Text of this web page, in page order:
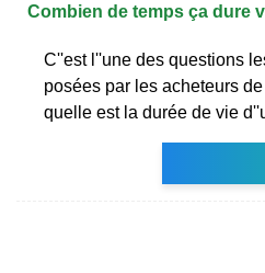
Combien de temps ça dure
C''est l''une des questions
posées par les acheteurs
quelle est la durée de vie